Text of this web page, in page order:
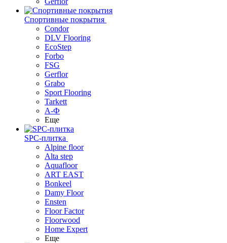
Спортивные покрытия
Condor
DLV Flooring
EcoStep
Forbo
FSG
Gerflor
Grabo
Sport Flooring
Tarkett
А-Ф
Еще
SPC-плитка
Alpine floor
Alta step
Aquafloor
ART EAST
Bonkeel
Damy Floor
Ensten
Floor Factor
Floorwood
Home Expert
Еще